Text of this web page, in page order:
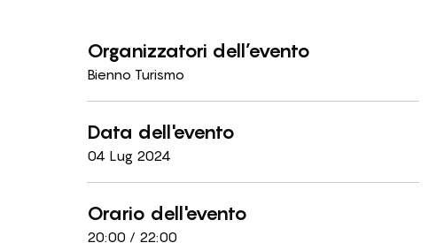
Organizzatori dell’evento
Bienno Turismo
Data dell'evento
04 Lug 2024
Orario dell'evento
20:00 / 22:00